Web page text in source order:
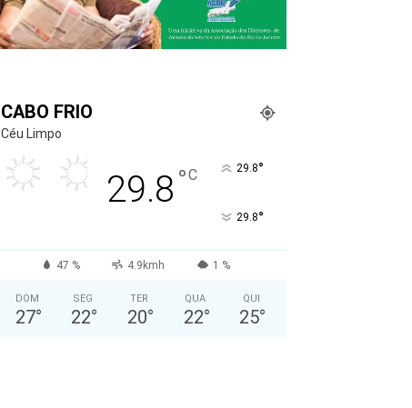
CABO FRIO
Céu Limpo
29.8 °C 29.8°
29.8°
47 % 4.9kmh 1 %
DOM
27°
SEG
22°
TER
20°
QUA
22°
QUI
25°